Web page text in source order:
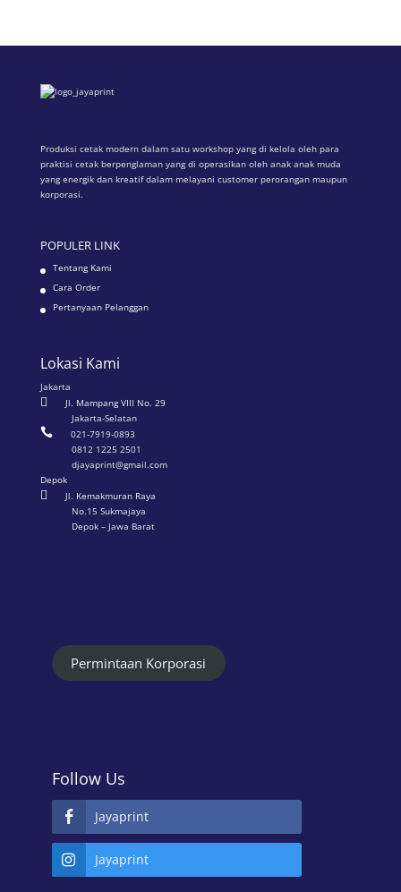
Produksi cetak modern dalam satu workshop yang di kelola oleh para
praktisi cetak berpenglaman yang di operasikan oleh anak anak muda
yang energik dan kreatif dalam melayani customer perorangan maupun
korporasi.
POPULER LINK
Tentang Kami
Cara Order
Pertanyaan Pelanggan
Lokasi Kami
Jakarta

Jl. Mampang VIII No. 29
Jakarta-Selatan

021-7919-0893
0812 1225 2501
djayaprint@gmail.com
Depok

Jl. Kemakmuran Raya
No.15 Sukmajaya
Depok – Jawa Barat
Permintaan Korporasi
Follow Us
Jayaprint
Jayaprint